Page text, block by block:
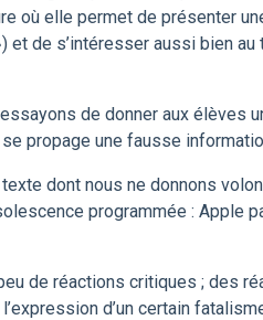
où elle permet de présenter
de s’intéresser aussi bien au
de donner aux élèves
propage une fausse
dont nous ne donnons
programmée : Apple
de réactions critiques ; des
d’un certain